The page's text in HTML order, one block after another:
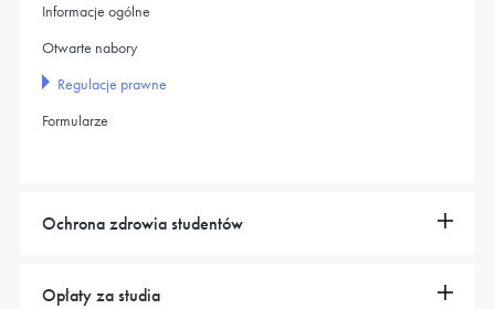
Informacje ogólne
Otwarte nabory
Regulacje prawne
Formularze
Ochrona zdrowia studentów
Opłaty za studia